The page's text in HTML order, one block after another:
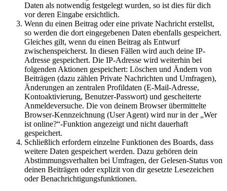
Daten als notwendig festgelegt wurden, so ist dies für dich
vor deren Eingabe ersichtlich.
Wenn du einen Beitrag oder eine private Nachricht erstellst,
so werden die dort eingegebenen Daten ebenfalls gespeichert.
Gleiches gilt, wenn du einen Beitrag als Entwurf
zwischenspeicherst. In diesen Fällen wird auch deine IP-
Adresse gespeichert. Die IP-Adresse wird weiterhin bei
folgenden Aktionen gespeichert: Löschen und Ändern von
Beiträgen (dazu zählen Private Nachrichten und Umfragen),
Änderungen an zentralen Profildaten (E-Mail-Adresse,
Kontoaktivierung, Benutzer-Passwort) und gescheiterte
Anmeldeversuche. Die von deinem Browser übermittelte
Browser-Kennzeichnung (User Agent) wird nur in der „Wer
ist online?“-Funktion angezeigt und nicht dauerhaft
gespeichert.
Schließlich erfordern einzelne Funktionen des Boards, dass
weitere Daten gespeichert werden. Dazu gehören dein
Abstimmungsverhalten bei Umfragen, der Gelesen-Status von
deinen Beiträgen oder explizit von dir gesetzte Lesezeichen
oder Benachrichtigungsfunktionen.